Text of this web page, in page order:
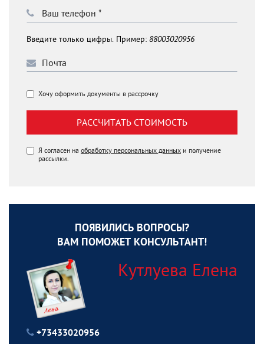
Введите только цифры. Пример: 88003020956
Хочу оформить документы в рассрочку
РАССЧИТАТЬ СТОИМОСТЬ
Я согласен на обработку персональных данных и получение
рассылки.
ПОЯВИЛИСЬ ВОПРОСЫ?
ВАМ ПОМОЖЕТ КОНСУЛЬТАНТ!
Кутлуева Елена
+73433020956